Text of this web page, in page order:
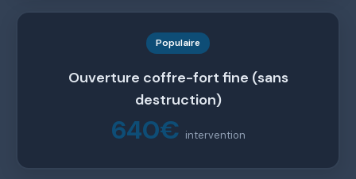
Populaire
Ouverture coffre-fort fine (sans
destruction)
640€ intervention